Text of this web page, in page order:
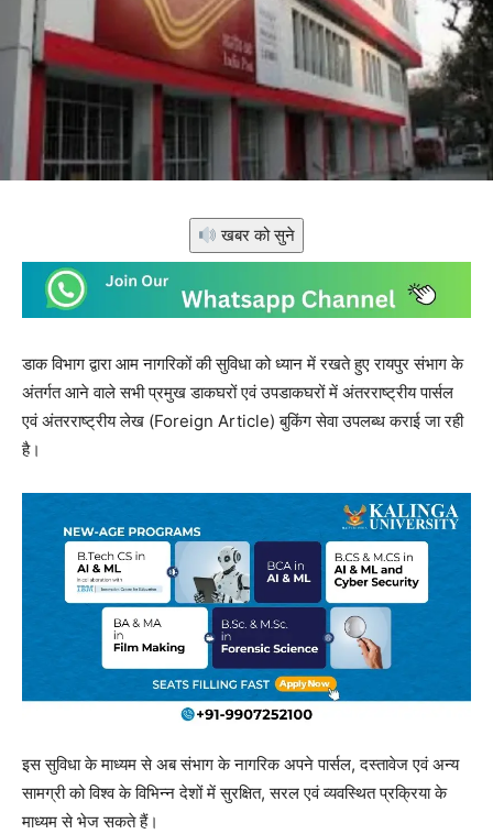
खबर को सुने
डाक विभाग द्वारा आम नागरिकों की सुविधा को ध्यान में रखते हुए रायपुर संभाग के
अंतर्गत आने वाले सभी प्रमुख डाकघरों एवं उपडाकघरों में अंतरराष्ट्रीय पार्सल
एवं अंतरराष्ट्रीय लेख (Foreign Article) बुकिंग सेवा उपलब्ध कराई जा रही
है।
इस सुविधा के माध्यम से अब संभाग के नागरिक अपने पार्सल, दस्तावेज एवं अन्य
सामग्री को विश्व के विभिन्न देशों में सुरक्षित, सरल एवं व्यवस्थित प्रक्रिया के
माध्यम से भेज सकते हैं।